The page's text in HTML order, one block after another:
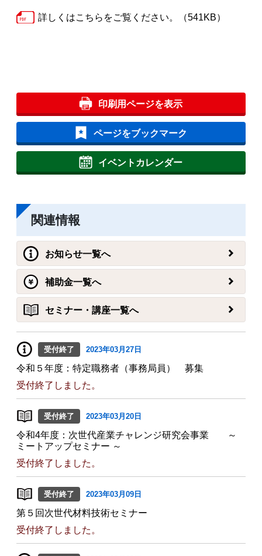
詳しくはこちらをご覧ください。（541KB）
印刷用ページを表示
ページをブックマーク
イベントカレンダー
関連情報
お知らせ一覧へ
補助金一覧へ
セミナー・講座一覧へ
受付終了 2023年03月27日
令和５年度：特定職務者（事務局員） 募集
受付終了しました。
受付終了 2023年03月20日
令和4年度：次世代産業チャレンジ研究会事業 ～
ミートアップセミナー ～
受付終了しました。
受付終了 2023年03月09日
第５回次世代材料技術セミナー
受付終了しました。